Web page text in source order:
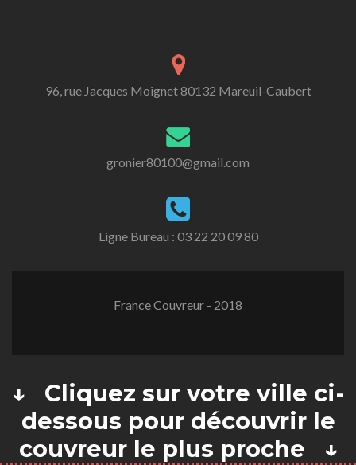
96, rue Jacques Moignet 80132 Mareuil-Caubert
gronier80100@gmail.com
Ligne Bureau : 03 22 20 09 80
France Couvreur - 2018
↓ Cliquez sur votre ville ci-
dessous pour découvrir le
couvreur le plus proche ↓